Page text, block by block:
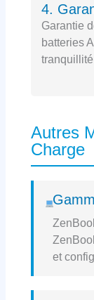
4.
Garantie
batteries
Autres
Charge
et